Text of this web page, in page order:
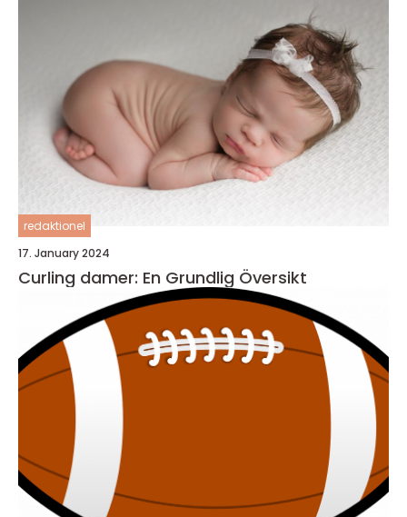
redaktionel
17. January 2024
Curling damer: En Grundlig Översikt